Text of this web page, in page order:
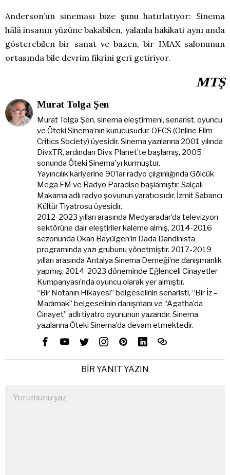
Anderson’un sineması bize şunu hatırlatıyor: Sinema
hâlâ insanın yüzüne bakabilen, yalanla hakikati aynı anda
gösterebilen bir sanat ve bazen, bir IMAX salonunun
ortasında bile devrim fikrini geri getiriyor.
MTŞ
Murat Tolga Şen
Murat Tolga Şen, sinema eleştirmeni, senarist, oyuncu
ve Öteki Sinema’nın kurucusudur. OFCS (Online Film
Critics Society) üyesidir. Sinema yazılarına 2001 yılında
DivxTR, ardından Divx Planet’te başlamış, 2005
sonunda Öteki Sinema'yı kurmuştur.
Yayıncılık kariyerine 90’lar radyo çılgınlığında Gölcük
Mega FM ve Radyo Paradise başlamıştır. Salçalı
Makarna adlı radyo şovunun yaratıcısıdır. İzmit Sabancı
Kültür Tiyatrosu üyesidir.
2012-2023 yılları arasında Medyaradar’da televizyon
sektörüne dair eleştiriler kaleme almış, 2014-2016
sezonunda Okan Bayülgen’in Dada Dandinista
programında yazı grubunu yönetmiştir. 2017-2019
yılları arasında Antalya Sinema Derneği’ne danışmanlık
yapmış, 2014-2023 döneminde Eğlenceli Cinayetler
Kumpanyası’nda oyuncu olarak yer almıştır.
“Bir Notanın Hikayesi” belgeselinin senaristi, “Bir İz –
Madımak” belgeselinin danışmanı ve “Agatha’da
Cinayet” adlı tiyatro oyununun yazarıdır. Sinema
yazılarına Öteki Sinema’da devam etmektedir.
BIR YANIT YAZIN